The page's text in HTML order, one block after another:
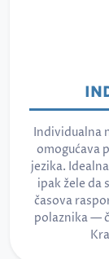
Individualna
omogućava
jezika.
ipak žele da
časova
polaznika —